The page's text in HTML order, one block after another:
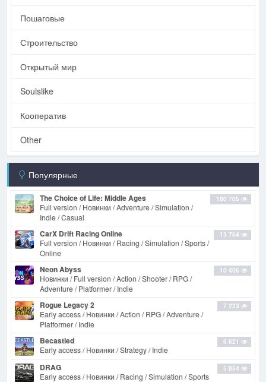
Пошаговые
Строительство
Открытый мир
Soulslike
Кооператив
Other
Популярные
180 705
The Choice of Life: Middle Ages
Full version / Новинки / Adventure / Simulation /
Indie / Casual
13 764
CarX Drift Racing Online
Full version / Новинки / Racing / Simulation / Sports /
Online
10 406
Neon Abyss
Новинки / Full version / Action / Shooter / RPG /
Adventure / Platformer / Indie
7 223
Rogue Legacy 2
Early access / Новинки / Action / RPG / Adventure /
Platformer / Indie
6 621
Becastled
Early access / Новинки / Strategy / Indie
5 854
DRAG
Early access / Новинки / Racing / Simulation / Sports